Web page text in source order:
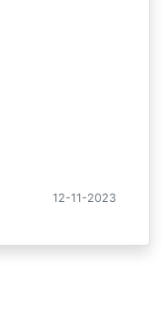
12-11-2023